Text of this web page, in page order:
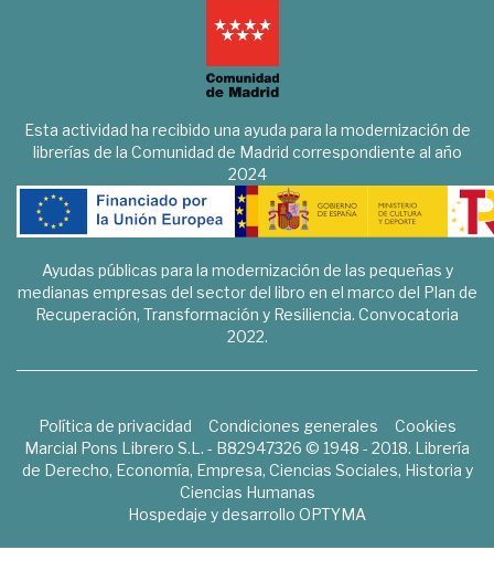
Esta actividad ha recibido una ayuda para la modernización de
librerías de la Comunidad de Madrid correspondiente al año
2024
Ayudas públicas para la modernización de las pequeñas y
medianas empresas del sector del libro en el marco del Plan de
Recuperación, Transformación y Resiliencia. Convocatoria
2022.
Política de privacidad Condiciones generales
Cookies
Marcial Pons Librero S.L. - B82947326 © 1948 - 2018. Librería
de Derecho, Economía, Empresa, Ciencias Sociales, Historia y
Ciencias Humanas
Hospedaje y desarrollo OPTYMA